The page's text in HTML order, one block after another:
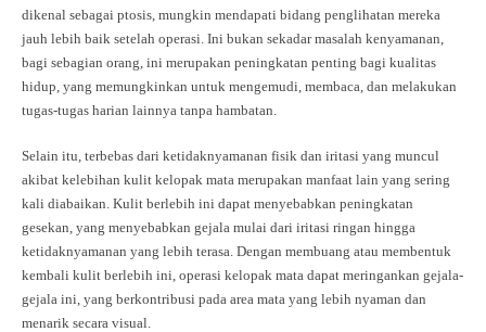
dikenal sebagai ptosis, mungkin mendapati bidang penglihatan mereka
jauh lebih baik setelah operasi. Ini bukan sekadar masalah kenyamanan,
bagi sebagian orang, ini merupakan peningkatan penting bagi kualitas
hidup, yang memungkinkan untuk mengemudi, membaca, dan melakukan
tugas-tugas harian lainnya tanpa hambatan.
Selain itu, terbebas dari ketidaknyamanan fisik dan iritasi yang muncul
akibat kelebihan kulit kelopak mata merupakan manfaat lain yang sering
kali diabaikan. Kulit berlebih ini dapat menyebabkan peningkatan
gesekan, yang menyebabkan gejala mulai dari iritasi ringan hingga
ketidaknyamanan yang lebih terasa. Dengan membuang atau membentuk
kembali kulit berlebih ini, operasi kelopak mata dapat meringankan gejala-
gejala ini, yang berkontribusi pada area mata yang lebih nyaman dan
menarik secara visual.